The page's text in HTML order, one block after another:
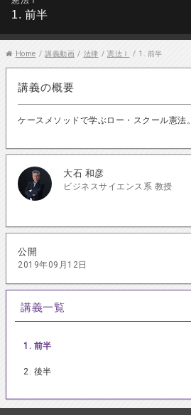
1. 前半
Home / 講義動画 / 法律 / 憲法Ⅰ / 1. 前半
講義の概要
ケースメソッドで学ぶロー・スクール憲法。
大石 和彦
ビジネスサイエンス系 教授
公開
2019年09月12日
講義一覧
1. 前半
2. 後半